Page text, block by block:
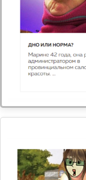
Для
коллагеновых
мощным
ежевика — все
Миндаль и
Миндаль и
витамина Е,
минерал для